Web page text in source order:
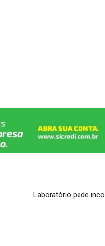
Laboratório pede